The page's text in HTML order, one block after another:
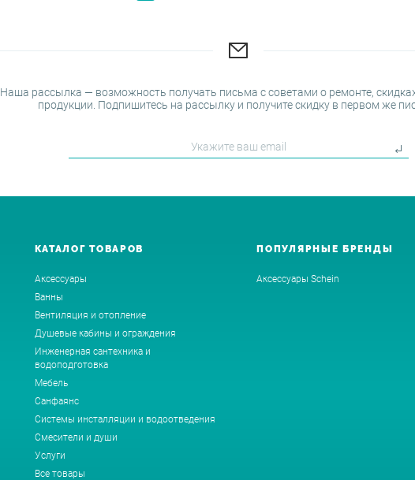
Наша рассылка — возможность получать письма с советами о ремонте,
продукции. Подпишитесь на рассылку и получите скидку в первом же
КАТАЛОГ ТОВАРОВ
Аксессуары
Ванны
Вентиляция и отопление
Душевые кабины и ограждения
Инженерная сантехника и
водоподготовка
Мебель
Санфаянс
Системы инсталляции и водоотведения
Смесители и души
Услуги
Все товары
ПОПУЛЯРНЫЕ БРЕНДЫ
Аксессуары Schein